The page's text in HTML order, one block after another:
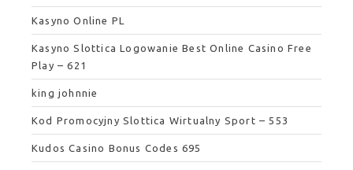
Kasyno Online PL
Kasyno Slottica Logowanie Best Online Casino Free
Play – 621
king johnnie
Kod Promocyjny Slottica Wirtualny Sport – 553
Kudos Casino Bonus Codes 695